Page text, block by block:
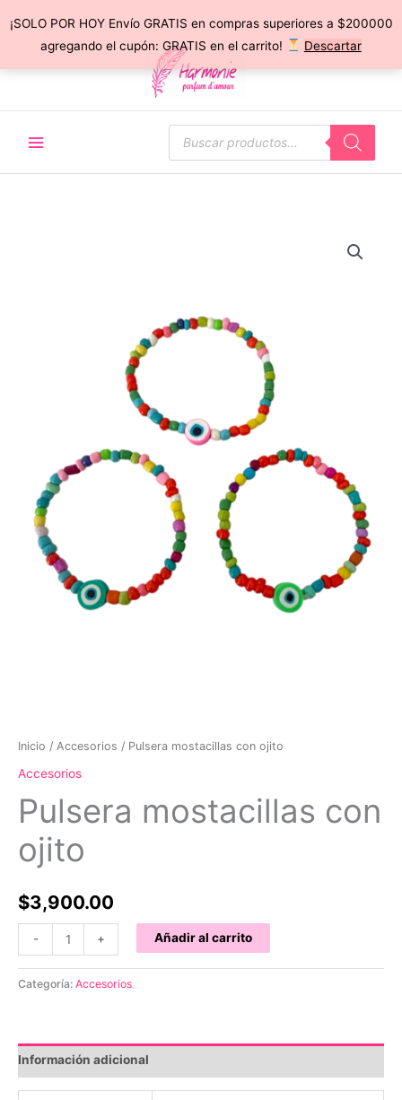
¡SOLO POR HOY Envío GRATIS en compras superiores a $200000
agregando el cupón: GRATIS en el carrito!
Descartar
Búsqueda
Inicio / Accesorios / Pulsera mostacillas con ojito
Accesorios
Pulsera mostacillas con
ojito
$3,900.00
-
mostacillas
con
+ Añadir al carrito
Categoría: Accesorios
Información adicional